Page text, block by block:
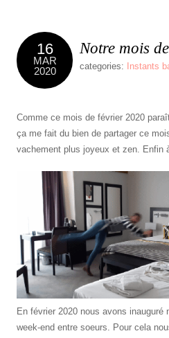
16
MAR
2020
Notre mois
categories: Instants
Comme ce mois de février 2020
ça me fait du bien de partager ce
vachement plus joyeux et zen. Enfin
En février 2020 nous avons inauguré
week-end entre soeurs. Pour cela